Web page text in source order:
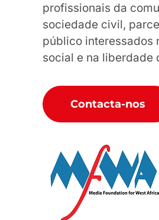
profissionais da
sociedade civil,
público interessados
social e na liberdade
Contacta-nos